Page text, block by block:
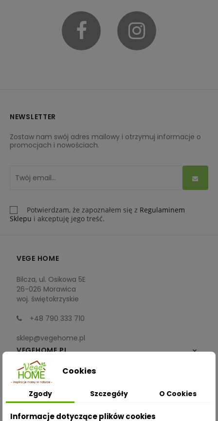
Facebook
NEWSLETTER
Zostaw nam swój adres mailowy i otrzymuj informacje o
promocjach i nowościach.
Potwierdzam, że zapoznałem się z Regulaminem
Sklepu i akceptuję jego treść.
VEGE HOME
Bilcza, ul. Osikowa 5E
26-026 Morawica
woj. świętokrzyskie
+48 790 333 710
sklep@vegehome.pl
VEGEHOME.PL

INFORMACJE
ZAKUPY
Cookies
Zgody Szczegóły O Cookies
Informacje dotyczące plików cookies